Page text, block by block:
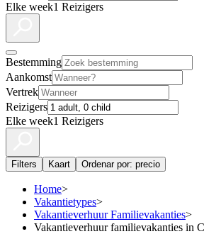
Elke week1 Reizigers
Bestemming
Aankomst
Vertrek
Reizigers
Elke week1 Reizigers
Filters Kaart Ordenar por: precio
Home>
Vakantietypes>
Vakantieverhuur Familievakanties>
Vakantieverhuur familievakanties in